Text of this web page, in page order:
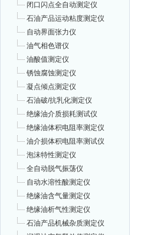
闭口闪点全自动测定仪
石油产品运动粘度测定仪
自动界面张力仪
油气相色谱仪
油酸值测定仪
锈蚀腐蚀测定仪
凝点倾点测定仪
石油破/抗乳化测定仪
绝缘油介质损耗测试仪
绝缘油体积电阻率测定仪
油介损体积电阻率测试仪
泡沫特性测定仪
全自动脱气振荡仪
自动水溶性酸测定仪
绝缘油含气量测定仪
绝缘油析气性测定仪
石油产品机械杂质测定仪